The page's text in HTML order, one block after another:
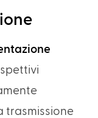
trasmissione